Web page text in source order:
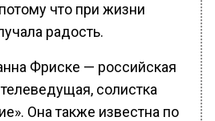
что при жизни
радость.
Фриске — российская
солистка
Она также известна по